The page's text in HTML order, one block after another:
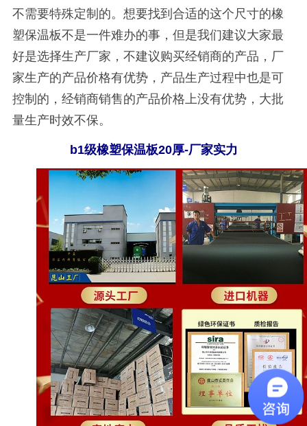
不需要特殊定制的。想要找到合适的这个尺寸的橡
塑保温板不是一件难办的事，但是我们建议大家最
好是选择生产厂家，不建议购买经销商的产品，厂
家生产的产品价格有优势，产品生产过程中也是可
控制的，经销商销售的产品价格上没有优势，大批
量生产时效不保。
b1级橡塑保温板20厚-厂家实力